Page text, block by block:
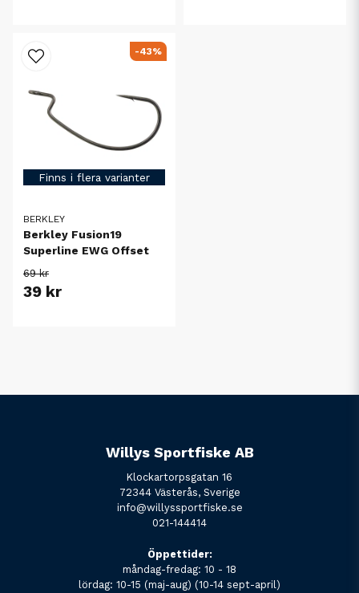
Finns i flera varianter
BERKLEY
Berkley Fusion19
Superline EWG Offset
69 kr
39 kr
-43%
Willys Sportfiske AB
Klockartorpsgatan 16
72344 Västerås, Sverige
info@willyssportfiske.se
021-144414
Öppettider:
måndag-fredag: 10 - 18
lördag: 10-15 (maj-aug) (10-14 sept-april)